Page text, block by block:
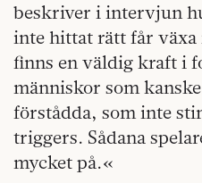
beskriver i intervjun
inte hittat rätt får
finns en väldig kraft i
människor som
förstådda, som inte
triggers. Sådana
mycket på.«